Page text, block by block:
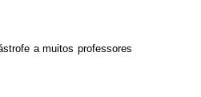
a muitos professores